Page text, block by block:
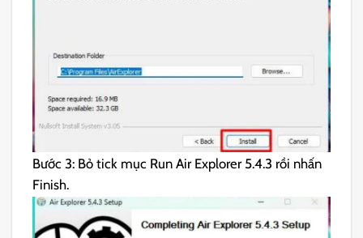
Bước 3: Bỏ tick mục Run Air Explorer 5.4.3 rồi nhấn
Finish.